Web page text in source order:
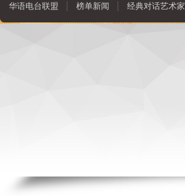
华语电台联盟 榜单新闻 经典对话艺术家